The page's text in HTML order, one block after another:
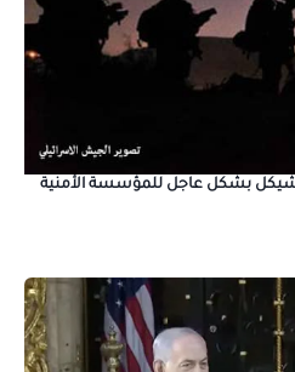
شيكل بشكل عاجل للمؤسسة الأمنية